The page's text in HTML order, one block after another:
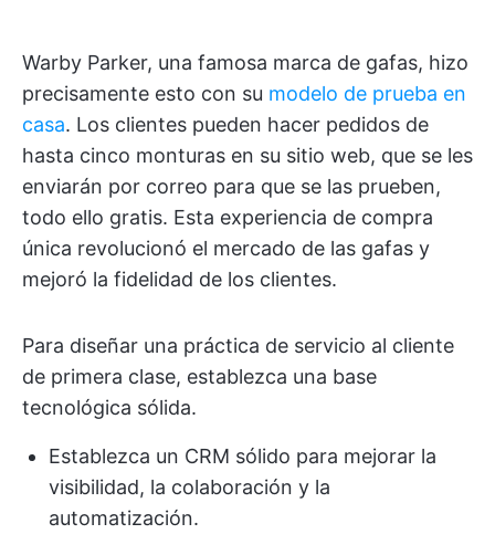
Warby Parker, una famosa marca de gafas, hizo
precisamente esto con su modelo de prueba en
casa. Los clientes pueden hacer pedidos de
hasta cinco monturas en su sitio web, que se les
enviarán por correo para que se las prueben,
todo ello gratis. Esta experiencia de compra
única revolucionó el mercado de las gafas y
mejoró la fidelidad de los clientes.
Para diseñar una práctica de servicio al cliente
de primera clase, establezca una base
tecnológica sólida.
Establezca un CRM sólido para mejorar la
visibilidad, la colaboración y la
automatización.